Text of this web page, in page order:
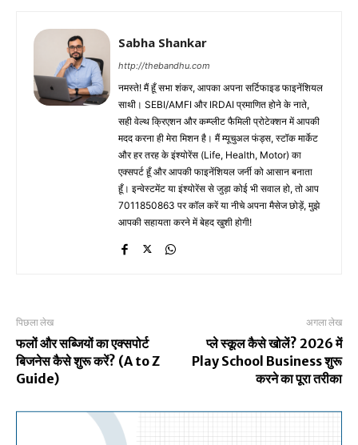
Sabha Shankar
http://thebandhu.com
नमस्ते! मैं हूँ सभा शंकर, आपका अपना सर्टिफाइड फाइनेंशियल
साथी। SEBI/AMFI और IRDAI प्रमाणित होने के नाते,
सही वेल्थ क्रिएशन और कम्प्लीट फैमिली प्रोटेक्शन में आपकी
मदद करना ही मेरा मिशन है। मैं म्यूचुअल फंड्स, स्टॉक मार्केट
और हर तरह के इंश्योरेंस (Life, Health, Motor) का
एक्सपर्ट हूँ और आपकी फाइनेंशियल जर्नी को आसान बनाता
हूँ। इन्वेस्टमेंट या इंश्योरेंस से जुड़ा कोई भी सवाल हो, तो आप
7011850863 पर कॉल करें या नीचे अपना मैसेज छोड़ें, मुझे
आपकी सहायता करने में बेहद खुशी होगी!
पिछला लेख
फलों और सब्जियों का एक्सपोर्ट
बिजनेस कैसे शुरू करें? (A to Z
Guide)
अगला लेख
प्ले स्कूल कैसे खोलें? 2026 में
Play School Business शुरू
करने का पूरा तरीका